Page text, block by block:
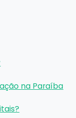
na Paraíba